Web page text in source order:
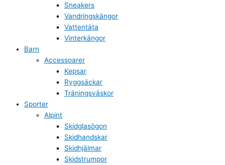
Sneakers
Vandringskängor
Vattentäta
Vinterkängor
Barn
Accessoarer
Kepsar
Ryggsäckar
Träningsväskor
Sporter
Alpint
Skidglasögon
Skidhandskar
Skidhjälmar
Skidstrumpor